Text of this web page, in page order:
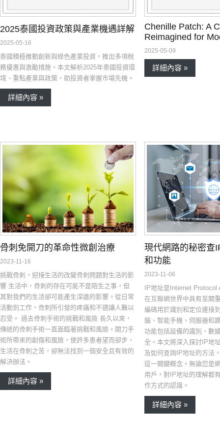
2025泰國投資政策與產業機遇詳解
2025-05-16
泰國積極推動創新與綠色產業投資，推出多項稅
務優惠與激勵措施。本文解析2025年泰國投資環
境、重點產業與政策，助投資者掌握市場先機。
詳細內容 »
Chenille Patch: A
Reimagined for
2025-05-09
詳細內容 »
骨刺免開刀的革命性微創治療
2023-11-16
挑戰骨刺，迎接生活的改變骨刺問題對生活的影
響 生活中，骨刺的存在可能不是陌生之事，但
其對我們的生活卻可能產生深遠的影響。從日常
活動到工作，骨刺所引發的疼痛和不適讓人難以
忍受。 過去骨刺手術的挑戰和風險 長久以來，
傳統的骨刺手術一直面臨著挑戰和風險。開刀手
術所帶來的創傷和風險，使許多患者望而卻步，
生活在骨刺之苦，卻無法找到一個安全且有效的
解決辦法。
詳細內容 »
現代網路的秘密查
和功能
2023-11-06
IP地址是Internet Protocol
在互聯網世界中具有至關
編碼用於識別和定位連接
腦、智能手機、伺服器和
功能包括設備的識別、數
全。本文將深入探討IP地
及如何查詢IP地址的方法
這一關鍵概念。無論您是
用戶，對IP地址的理解都
作方式的認識。
詳細內容 »